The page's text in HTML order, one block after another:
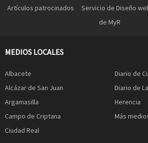
Artículos patrocinados Servicio de Diseño
de MyR
MEDIOS LOCALES
Albacete
Alcázar de San Juan
Argamasilla
Campo de Criptana
Ciudad Real
Diario de
Diario de
Herencia
Más